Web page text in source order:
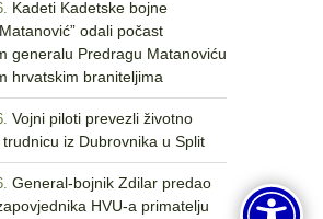
Kadeti Kadetske bojne
odali počast
generalu Predragu Matanoviću
hrvatskim braniteljima
Vojni piloti prevezli životno
iz Dubrovnika u Split
General-bojnik Zdilar predao
HVU-a primatelju